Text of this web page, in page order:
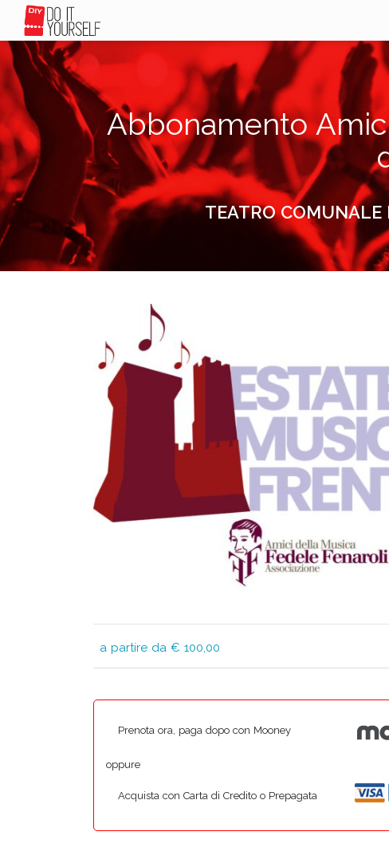
Abbonamento
TEATRO
a partire da € 100,00
Prenota ora, paga dopo con Mooney
oppure
Acquista con Carta di Credito o Prepagata